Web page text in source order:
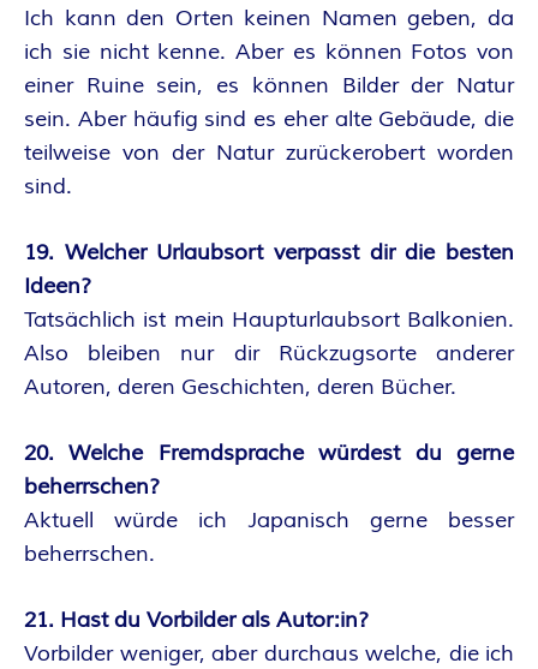
Ich kann den Orten keinen Namen geben, da
ich sie nicht kenne. Aber es können Fotos von
einer Ruine sein, es können Bilder der Natur
sein. Aber häufig sind es eher alte Gebäude, die
teilweise von der Natur zurückerobert worden
sind.
19. Welcher Urlaubsort verpasst dir die besten
Ideen?
Tatsächlich ist mein Haupturlaubsort Balkonien.
Also bleiben nur dir Rückzugsorte anderer
Autoren, deren Geschichten, deren Bücher.
20. Welche Fremdsprache würdest du gerne
beherrschen?
Aktuell würde ich Japanisch gerne besser
beherrschen.
21. Hast du Vorbilder als Autor:in?
Vorbilder weniger, aber durchaus welche, die ich